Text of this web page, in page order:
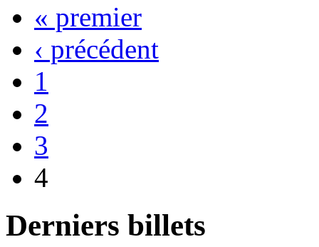
« premier
‹ précédent
1
2
3
4
Derniers billets